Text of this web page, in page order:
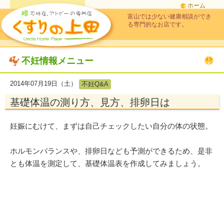
ホーム
富山では少ない健康相談ができ
る専門的なお店です。
不妊情報メニュー
2014年07月19日（土） 不妊Q&A
基礎体温の測り方、見方、排卵日は
妊娠にむけて、まずは自己チェックしたい自分の体の状態。
ホルモンバランスや、排卵日なども予測ができるため、是非
とも体温を測定して、基礎体温表を作成してみましょう。